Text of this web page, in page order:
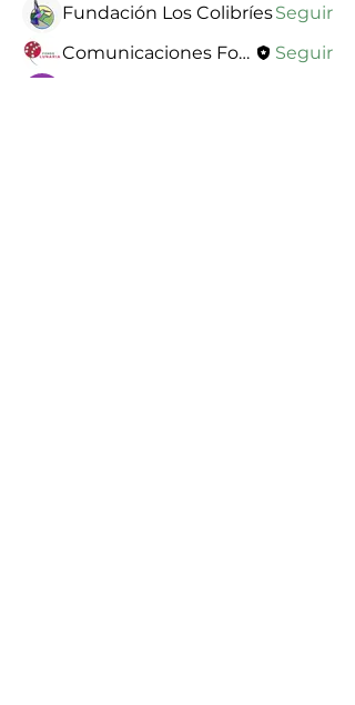
Fundación Los ColibríesSeguir
Comunicaciones Fondo Lunaria
Seguir